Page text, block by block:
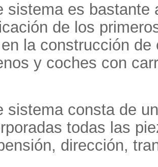
sistema es bastante
de los
la construcción
y coches con
sistema consta de
todas las
dirección,